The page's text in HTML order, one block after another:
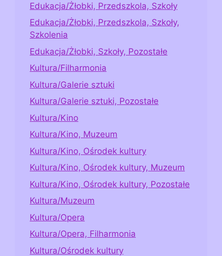
Edukacja/Żłobki, Przedszkola, Szkoły
Edukacja/Żłobki, Przedszkola, Szkoły,
Szkolenia
Edukacja/Żłobki, Szkoły, Pozostałe
Kultura/Filharmonia
Kultura/Galerie sztuki
Kultura/Galerie sztuki, Pozostałe
Kultura/Kino
Kultura/Kino, Muzeum
Kultura/Kino, Ośrodek kultury
Kultura/Kino, Ośrodek kultury, Muzeum
Kultura/Kino, Ośrodek kultury, Pozostałe
Kultura/Muzeum
Kultura/Opera
Kultura/Opera, Filharmonia
Kultura/Ośrodek kultury